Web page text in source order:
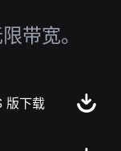
带宽。
版下载